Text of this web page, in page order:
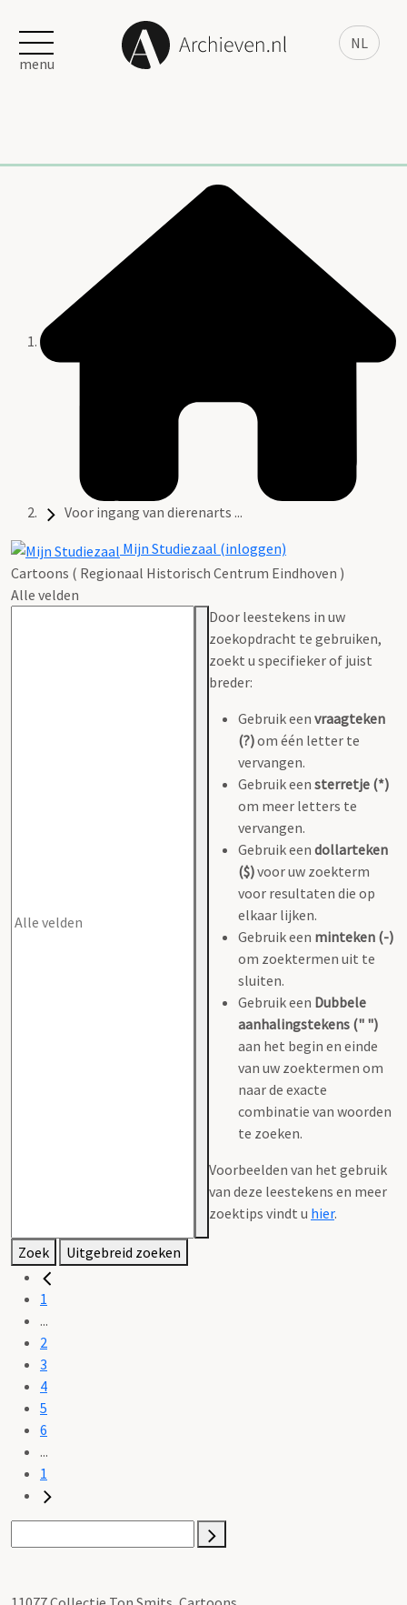
NL
menu
Voor ingang van dierenarts ...
Mijn Studiezaal (inloggen)
Cartoons ( Regionaal Historisch Centrum Eindhoven )
Alle velden
Door leestekens in uw
zoekopdracht te gebruiken,
zoekt u specifieker of juist
breder:
Gebruik een vraagteken
(?)om één letter te
vervangen.
Gebruik een sterretje (*)
om meer letters te
vervangen.
Gebruik een dollarteken
($)voor uw zoekterm
voor resultaten die op
elkaar lijken.
Gebruik een minteken (-)
om zoektermen uit te
sluiten.
Gebruik een Dubbele
aanhalingstekens (" ")
aan het begin en einde
van uw zoektermen om
naar de exacte
combinatie van woorden
te zoeken.
Voorbeelden van het gebruik
van deze leestekens en meer
zoektips vindt u hier.
Zoek Uitgebreid zoeken
1
...
2
3
4
5
6
...
1